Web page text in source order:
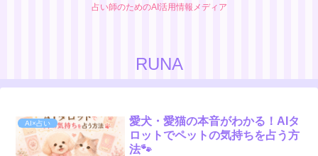
占い師のためのAI活用情報メディア
RUNA
AI×占い
愛犬・愛猫の本音がわかる！AIタ
ロットでペットの気持ちを占う方
法🐾